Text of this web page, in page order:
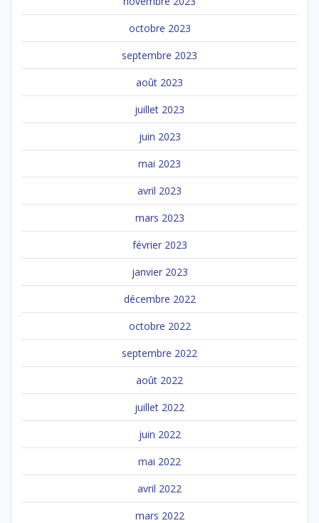
octobre 2023
septembre 2023
août 2023
juillet 2023
juin 2023
mai 2023
avril 2023
mars 2023
février 2023
janvier 2023
décembre 2022
octobre 2022
septembre 2022
août 2022
juillet 2022
juin 2022
mai 2022
avril 2022
mars 2022